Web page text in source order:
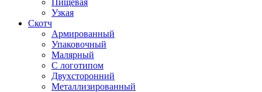
Пищевая
Узкая
Скотч
Армированный
Упаковочный
Малярный
С логотипом
Двухсторонний
Металлизированный